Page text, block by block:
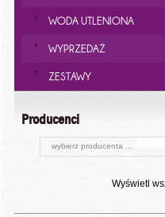
WODA UTLENIONA
WYPRZEDAŻ
ZESTAWY
Producenci
wybierz producenta ...
Wyświetl